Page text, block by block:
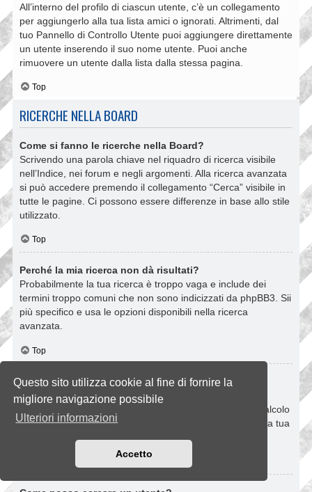
Questo sito utilizza cookie al fine di fornire la
migliore navigazione possibile
Ulteriori informazioni
Accetto
All’interno del profilo di ciascun utente, c’è un collegamento
per aggiungerlo alla tua lista amici o ignorati. Altrimenti, dal
tuo Pannello di Controllo Utente puoi aggiungere direttamente
un utente inserendo il suo nome utente. Puoi anche
rimuovere un utente dalla lista dalla stessa pagina.
Top
RICERCHE NELLA BOARD
Come si fanno le ricerche nella Board?
Scrivendo una parola chiave nel riquadro di ricerca visibile
nell’Indice, nei forum e negli argomenti. Alla ricerca avanzata
si può accedere premendo il collegamento “Cerca” visibile in
tutte le pagine. Ci possono essere differenze in base allo stile
utilizzato.
Top
Perché la mia ricerca non dà risultati?
Probabilmente la tua ricerca è troppo vaga e include dei
termini troppo comuni che non sono indicizzati da phpBB3. Sii
più specifico e usa le opzioni disponibili nella ricerca
avanzata.
Top
Perché la mia ricerca dà come risultato una pagina
vuota?
La tua ricerca ha dato troppi risultati per le capacità di calcolo
del server. Usa la ricerca avanzata e sii più specifico nella tua